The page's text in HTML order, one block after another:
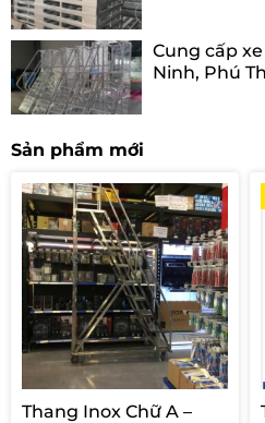
Cung cấp
Ninh, Phú
Sản phẩm mới
Thang Inox Chữ A –